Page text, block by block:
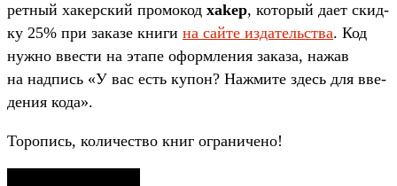
ретный хакер­ский про­мокод xakep, который дает скид­
ку 25% при заказе кни­ги на сай­те изда­тель­ства. Код
нуж­но ввес­ти на эта­пе офор­мле­ния заказа, нажав
на над­пись «У вас есть купон? Наж­мите здесь для вве­
дения кода».
То­ропись, количес­тво книг огра­ниче­но!